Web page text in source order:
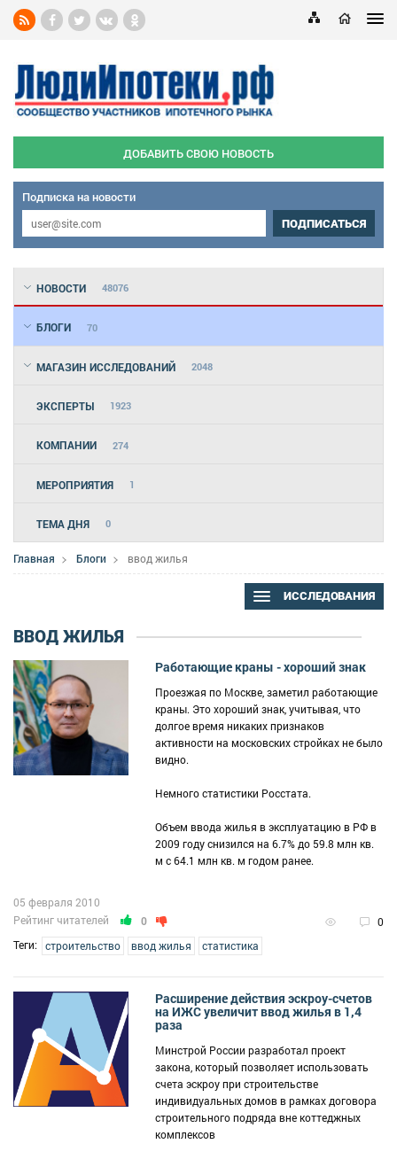
ДОБАВИТЬ СВОЮ НОВОСТЬ
Подписка на новости
ПОДПИСАТЬСЯ
НОВОСТИ 48076
БЛОГИ 70
МАГАЗИН ИССЛЕДОВАНИЙ 2048
ЭКСПЕРТЫ 1923
КОМПАНИИ 274
МЕРОПРИЯТИЯ 1
ТЕМА ДНЯ 0
Главная Блоги ввод жилья
ИССЛЕДОВАНИЯ
ВВОД ЖИЛЬЯ
Работающие краны - хороший знак
Проезжая по Москве, заметил работающие
краны. Это хороший знак, учитывая, что
долгое время никаких признаков
активности на московских стройках не было
видно.
Немного статистики Росстата.
Объем ввода жилья в эксплуатацию в РФ в
2009 году снизился на 6.7% до 59.8 млн кв.
м с 64.1 млн кв. м годом ранее.
Рейтинг читателей 0 0
05 февраля 2010
Теги: строительство ввод жилья статистика
Расширение действия эскроу-счетов
на ИЖС увеличит ввод жилья в 1,4
раза
Минстрой России разработал проект
закона, который позволяет использовать
счета эскроу при строительстве
индивидуальных домов в рамках договора
строительного подряда вне коттеджных
комплексов